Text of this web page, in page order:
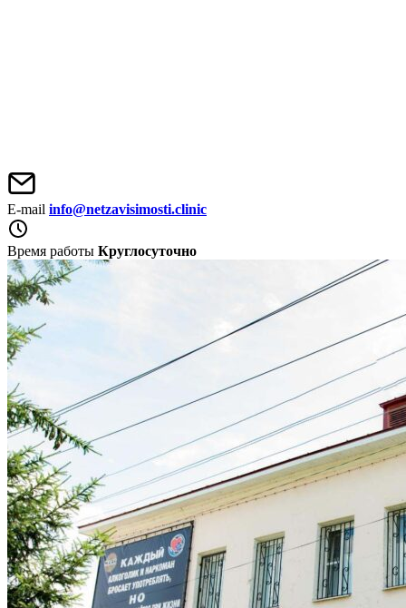
E-mail info@netzavisimosti.clinic
Время работы Круглосуточно